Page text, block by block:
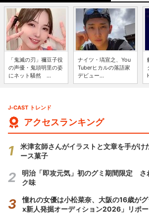
「鬼滅の刃」禰豆子役
の声優・鬼頭明里の姿
にネット騒然 ...
ナイツ・塙宣之、You
Tuberヒカルの落語家
デビュー...
J-CAST トレンド
アクセスランキング
米津玄師さんがイラストと文章を手がけ
ース菓子
明治「即攻元気」初のグミ期間限定 さ
ク味
憧れの女優は小松菜奈、大阪の16歳が
x新人発掘オーディション2026」リポー